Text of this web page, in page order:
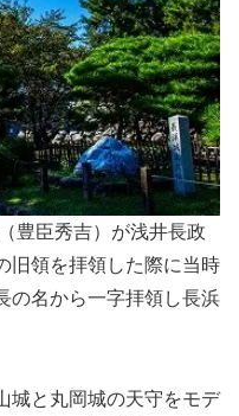
豊臣秀吉）が浅井長政
旧領を拝領した際に当時
の名から一字拝領し長浜
城と丸岡城の天守をモデ